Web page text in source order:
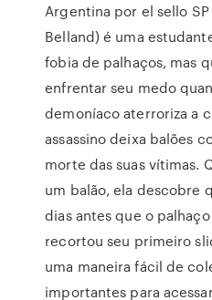
Argentina por el sello
Belland) é uma
fobia de palhaços, mas
enfrentar seu medo
demoníaco aterroriza a
assassino deixa balões
morte das suas vítimas.
um balão, ela descobre
dias antes que o
recortou seu primeiro
uma maneira fácil de
importantes para